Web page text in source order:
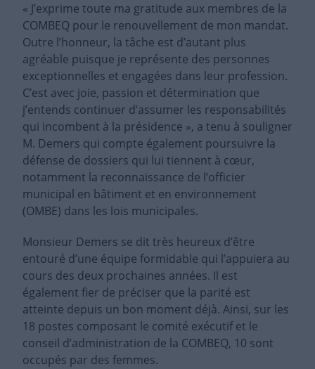
« J’exprime toute ma gratitude aux membres de la
COMBEQ pour le renouvellement de mon mandat.
Outre l’honneur, la tâche est d’autant plus
agréable puisque je représente des personnes
exceptionnelles et engagées dans leur profession.
C’est avec joie, passion et détermination que
j’entends continuer d’assumer les responsabilités
qui incombent à la présidence », a tenu à souligner
M. Demers qui compte également poursuivre la
défense de dossiers qui lui tiennent à cœur,
notamment la reconnaissance de l’officier
municipal en bâtiment et en environnement
(OMBE) dans les lois municipales.
Monsieur Demers se dit très heureux d’être
entouré d’une équipe formidable qui l’appuiera au
cours des deux prochaines années. Il est
également fier de préciser que la parité est
atteinte depuis un bon moment déjà. Ainsi, sur les
18 postes composant le comité exécutif et le
conseil d’administration de la COMBEQ, 10 sont
occupés par des femmes.